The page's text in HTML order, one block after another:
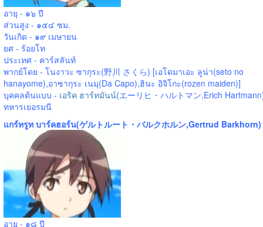
อายุ - ๑๖ ปี
ส่วนสูง - ๑๕๔ ซม.
วันเกิด - ๑๙ เมษายน
ยศ - ร้อยโท
ประเทศ - คาร์สลันท์
พากย์โดย - โนงาวะ ซากุระ(野川 さくら) [เอโดมาเอะ ลูน่า(seto no
hanayome),อาซากุระ เนมุ(Da Capo),ฮินะ อิจิโกะ(rozen maiden)]
บุคคลต้นแบบ - เอริค ฮาร์ทมันน์(エーリヒ・ハルトマン,Erich
ทหารเยอรมนี
แกร์ทรูท บาร์คฮอร์น(ゲルトルート・バルクホルン,Gertrud Barkhorn)
อายุ - ๑๘ ปี